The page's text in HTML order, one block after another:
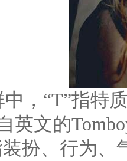
，“T”指特
英文的
装扮、行为、